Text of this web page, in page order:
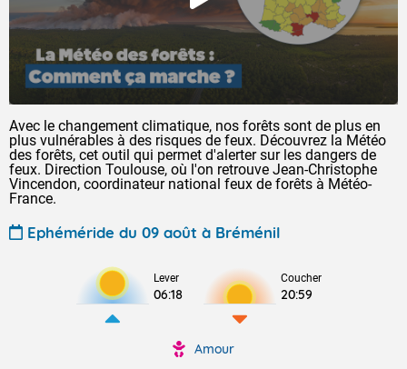
Avec le changement climatique, nos forêts sont de plus en
plus vulnérables à des risques de feux. Découvrez la Météo
des forêts, cet outil qui permet d'alerter sur les dangers de
feux. Direction Toulouse, où l'on retrouve Jean-Christophe
Vincendon, coordinateur national feux de forêts à Météo-
France.
Ephéméride du 09 août à Bréménil
Lever
06:18
Coucher
20:59
Amour